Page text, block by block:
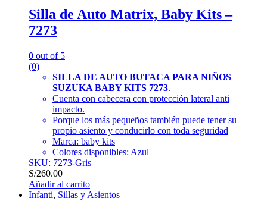
Silla de Auto Matrix, Baby Kits –
7273
0 out of 5
(0)
SILLA DE AUTO BUTACA PARA NIÑOS
SUZUKA BABY KITS 7273.
Cuenta con cabecera con protección lateral anti
impacto.
Porque los más pequeños también puede tener su
propio asiento y conducirlo con toda seguridad
Marca: baby kits
Colores disponibles: Azul
SKU: 7273-Gris
S/260.00
Añadir al carrito
Infanti, Sillas y Asientos